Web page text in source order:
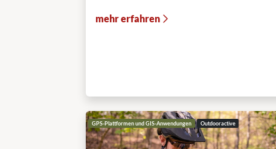
mehr erfahren
GPS-Plattformen und GIS-Anwendungen Outdooractive